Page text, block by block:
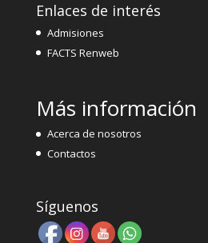
Enlaces de interés
Admisiones
FACTS Renweb
Más información
Acerca de nosotros
Contactos
Síguenos